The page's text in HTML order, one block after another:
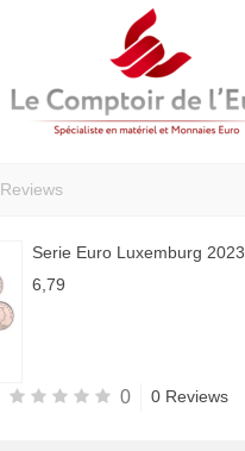
Reviews
Serie Euro Luxemburg 2023
6,79
0 0 Reviews